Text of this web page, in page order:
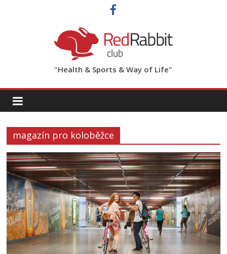
"Health & Sports & Way of Life"
magazín pro koloběžce